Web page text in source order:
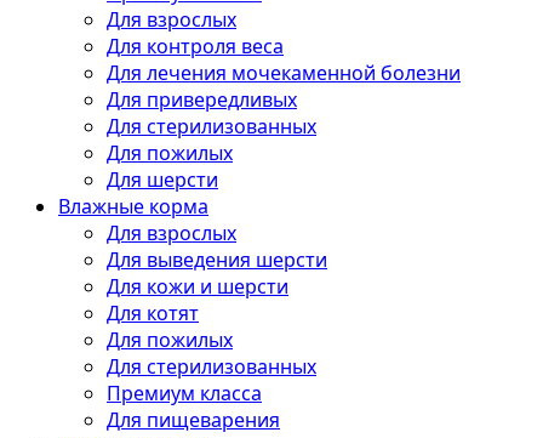
Для взрослых
Для контроля веса
Для лечения мочекаменной болезни
Для привередливых
Для стерилизованных
Для пожилых
Для шерсти
Влажные корма
Для взрослых
Для выведения шерсти
Для кожи и шерсти
Для котят
Для пожилых
Для стерилизованных
Премиум класса
Для пищеварения